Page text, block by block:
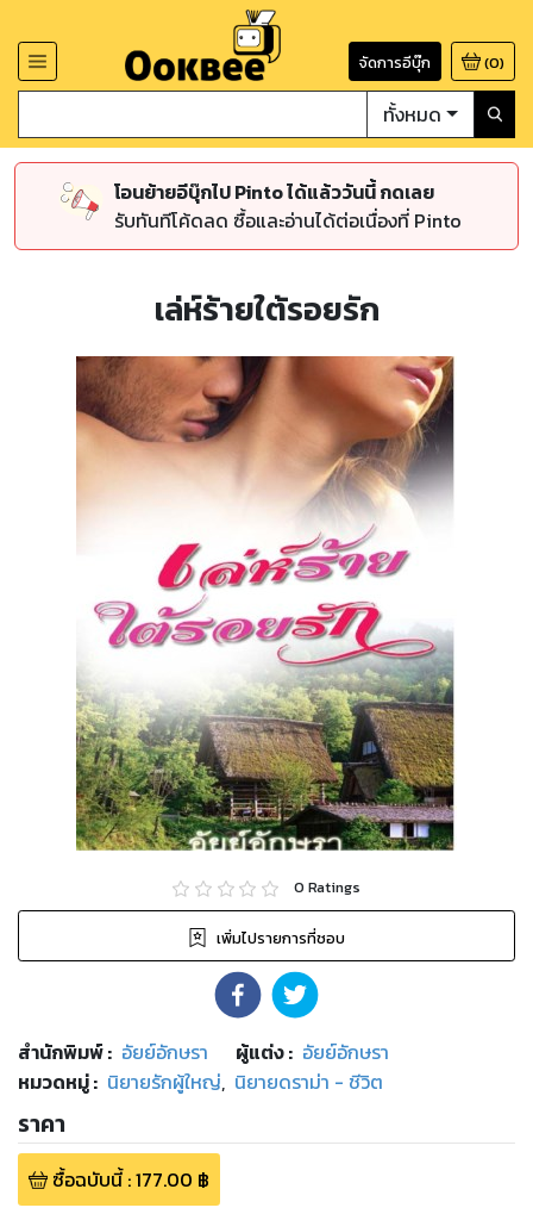
จัดการอีบุ๊ก (0)
ทั้งหมด
โอนย้ายอีบุ๊กไป Pinto ได้แล้ววันนี้ กดเลย
รับทันทีโค้ดลด ซื้อและอ่านได้ต่อเนื่องที่ Pinto
เล่ห์ร้ายใต้รอยรัก
0 Ratings
เพิ่มไปรายการที่ชอบ
สำนักพิมพ์: อัยย์อักษรา ผู้แต่ง : อัยย์อักษรา
หมวดหมู่: นิยายรักผู้ใหญ่, นิยายดราม่า - ชีวิต
ราคา
ซื้อฉบับนี้:177.00 ฿